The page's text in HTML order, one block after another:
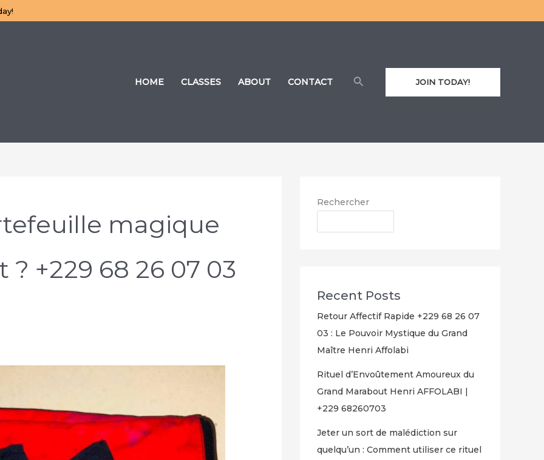
HOME CLASSES ABOUT CONTACT RechercherJOIN TODAY!
magique
+229 68 26 07 03
Rechercher
Recent Posts
Retour Affectif Rapide +229 68 26 07
03 : Le Pouvoir Mystique du Grand
Maître Henri Affolabi
Rituel d’Envoûtement Amoureux du
Grand Marabout Henri AFFOLABI |
+229 68260703
Jeter un sort de malédiction sur
quelqu’un : Comment utiliser ce rituel